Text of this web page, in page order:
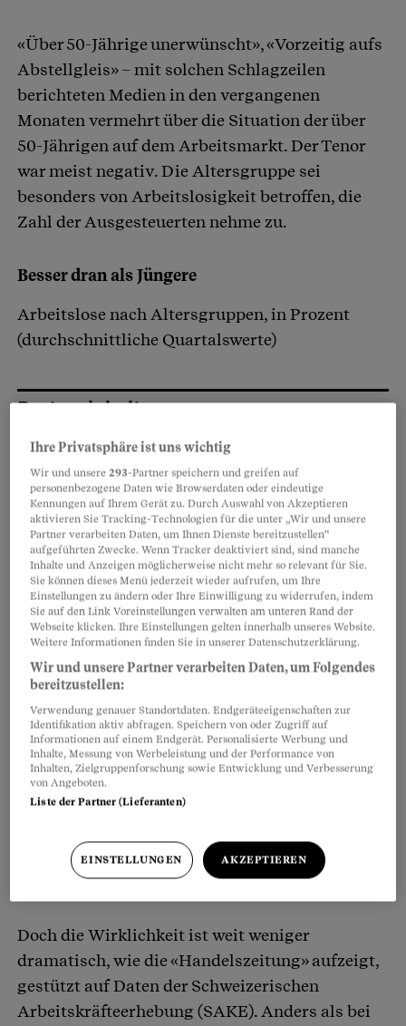
Artikel teilen
«Über 50-Jährige unerwünscht», «Vorzeitig aufs
Abstellgleis» – mit solchen Schlagzeilen
berichteten Medien in den vergangenen
Monaten vermehrt über die Situation der über
50-Jährigen auf dem Arbeitsmarkt. Der Tenor
war meist negativ. Die Altersgruppe sei
besonders von Arbeitslosigkeit betroffen, die
Zahl der Ausgesteuerten nehme zu.
Besser dran als Jüngere
Arbeitslose nach Altersgruppen, in Prozent
(durchschnittliche Quartalswerte)
Partnerinhalte
Doch die Wirklichkeit ist weit weniger
dramatisch, wie die «Handelszeitung» aufzeigt,
gestützt auf Daten der Schweizerischen
Arbeitskräfteerhebung (SAKE). Anders als bei
Ihre Privatsphäre ist uns wichtig
Wir und unsere293-Partner speichern und greifen auf
personenbezogene Daten wie Browserdaten oder eindeutige
Kennungen auf Ihrem Gerät zu. Durch Auswahl von Akzeptieren
aktivieren Sie Tracking-Technologien für die unter „Wir und unsere
Partner verarbeiten Daten, um Ihnen Dienste bereitzustellen“
aufgeführten Zwecke. Wenn Tracker deaktiviert sind, sind manche
Inhalte und Anzeigen möglicherweise nicht mehr so relevant für Sie.
Sie können dieses Menü jederzeit wieder aufrufen, um Ihre
Einstellungen zu ändern oder Ihre Einwilligung zu widerrufen, indem
Sie auf den Link Voreinstellungen verwalten am unteren Rand der
Webseite klicken. Ihre Einstellungen gelten innerhalb unseres Website.
Weitere Informationen finden Sie in unserer Datenschutzerklärung.
Wir und unsere Partner verarbeiten Daten, um Folgendes
bereitzustellen:
Verwendung genauer Standortdaten. Endgeräteeigenschaften zur
Identifikation aktiv abfragen. Speichern von oder Zugriff auf
Informationen auf einem Endgerät. Personalisierte Werbung und
Inhalte, Messung von Werbeleistung und der Performance von
Inhalten, Zielgruppenforschung sowie Entwicklung und Verbesserung
von Angeboten.
Liste der Partner (Lieferanten)
EINSTELLUNGEN AKZEPTIEREN